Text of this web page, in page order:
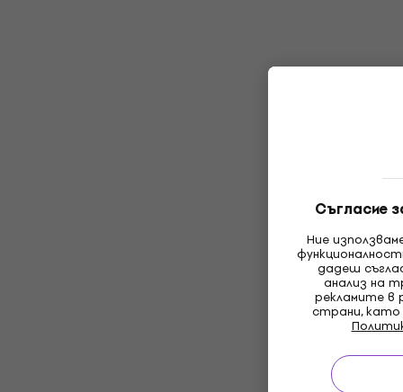
Съгласие
Ние
дадеш
анализ на
рекламите в
страни, като